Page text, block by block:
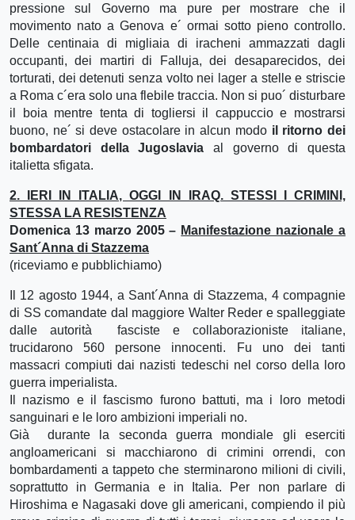
pressione sul Governo ma pure per mostrare che il
movimento nato a Genova e´ ormai sotto pieno controllo.
Delle centinaia di migliaia di iracheni ammazzati dagli
occupanti, dei martiri di Falluja, dei desaparecidos, dei
torturati, dei detenuti senza volto nei lager a stelle e striscie
a Roma c´era solo una flebile traccia. Non si puo´ disturbare
il boia mentre tenta di togliersi il cappuccio e mostrarsi
buono, ne´ si deve ostacolare in alcun modo il ritorno dei
bombardatori della Jugoslavia al governo di questa
italietta sfigata.
2. IERI IN ITALIA, OGGI IN IRAQ. STESSI I CRIMINI,
STESSA LA RESISTENZA
Domenica 13 marzo 2005 – Manifestazione nazionale a
Sant´Anna di Stazzema
(riceviamo e pubblichiamo)
Il 12 agosto 1944, a Sant´Anna di Stazzema, 4 compagnie
di SS comandate dal maggiore Walter Reder e spalleggiate
dalle autorità fasciste e collaborazioniste italiane,
trucidarono 560 persone innocenti. Fu uno dei tanti
massacri compiuti dai nazisti tedeschi nel corso della loro
guerra imperialista.
Il nazismo e il fascismo furono battuti, ma i loro metodi
sanguinari e le loro ambizioni imperiali no.
Già durante la seconda guerra mondiale gli eserciti
angloamericani si macchiarono di crimini orrendi, con
bombardamenti a tappeto che sterminarono milioni di civili,
soprattutto in Germania e in Italia. Per non parlare di
Hiroshima e Nagasaki dove gli americani, compiendo il più